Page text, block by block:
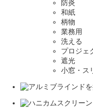
防炎
和紙
柄物
業務用
洗える
プロジェ
遮光
小窓・ス